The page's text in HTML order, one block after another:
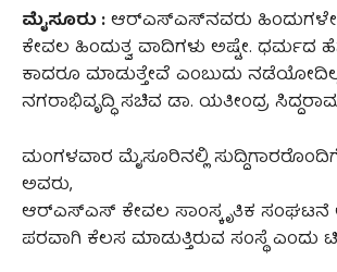
ಮೈಸೂರು :ಆರ್‌ಎಸ್‌ಎಸ್‌ನವರು ಹಿಂದುಗಳೇ
ಕೇವಲ ಹಿಂದುತ್ವ ವಾದಿಗಳು ಅಷ್ಟೇ. ಧರ್ಮದ
ಕಾದರೂ ಮಾಡುತ್ತೇವೆ ಎಂಬುದು
ನಗರಾಭಿವೃದ್ಧಿ ಸಚಿವ ಡಾ. ಯತೀಂದ್ರ
ಮಂಗಳವಾರ ಮೈಸೂರಿನಲ್ಲಿ
ಅವರು,
ಆರ್‌ಎಸ್‌ಎಸ್‌ ಕೇವಲ ಸಾಂಸ್ಕೃತಿಕ ಸಂಘಟನೆ
ಪರವಾಗಿ ಕೆಲಸ ಮಾಡುತ್ತಿರುವ ಸಂಸ್ಥೆ ಎಂದು